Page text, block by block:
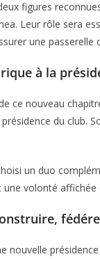
figures
Leur rôle sera
une passerelle
à la
ce nouveau
du club.
un duo
volonté
nouvelle